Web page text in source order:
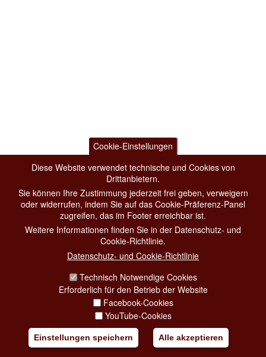
Cookie-Einstellungen
Diese Website verwendet technische und Cookies von
Drittanbietern.
Sie können Ihre Zustimmung jederzeit frei geben, verweigern
oder widerrufen, indem Sie auf das Cookie-Präferenz-Panel
zugreifen, das im Footer erreichbar ist.
Weitere Informationen finden Sie in der Datenschutz- und
Cookie-Richtlinie.
Datenschutz- und Cookie-Richtlinie
Technisch Notwendige Cookies
Erforderlich für den Betrieb der Website
Facebook-Cookies
YouTube-Cookies
Einstellungen speichern Alle akzeptieren